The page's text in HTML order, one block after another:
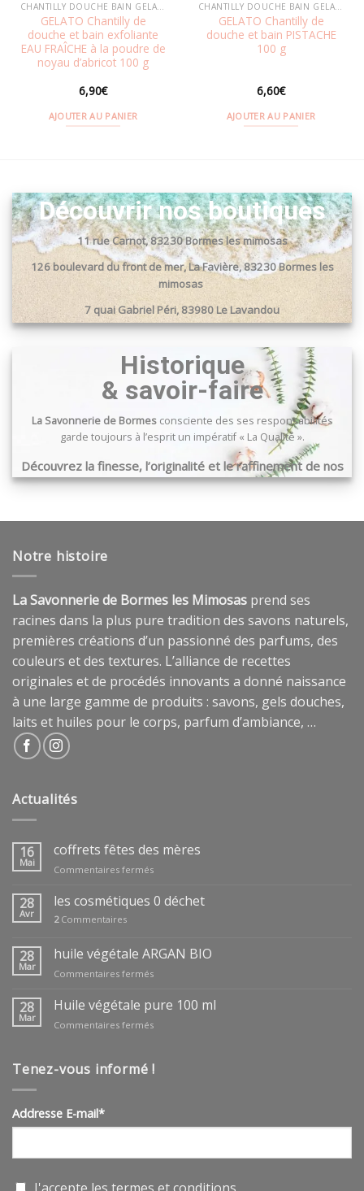
CHANTILLY DOUCHE BAIN GELATO
GELATO Chantilly de
douche et bain exfoliante
EAU FRAÎCHE à la poudre de
noyau d’abricot 100 g
6,90€
AJOUTER AU PANIER
CHANTILLY DOUCHE BAIN GELATO
GELATO Chantilly de
douche et bain PISTACHE
100 g
6,60€
AJOUTER AU PANIER
Découvrir nos boutiques
11 rue Carnot, 83230 Bormes les mimosas
126 boulevard du front de mer, La Favière, 83230 Bormes les
mimosas
7 quai Gabriel Péri, 83980 Le Lavandou
Historique
& savoir-faire
La Savonnerie de Bormesconsciente des ses responsabilités
garde toujours à l’esprit un impératif « La Qualité ».
Découvrez la finesse, l’originalité et le raffinement de nos
produits …
Notre histoire
La Savonnerie de Bormes les Mimosas prend ses
racines dans la plus pure tradition des savons naturels,
premières créations d’un passionné des parfums, des
couleurs et des textures. L’alliance de recettes
originales et de procédés innovants a donné naissance
à une large gamme de produits : savons, gels douches,
laits et huiles pour le corps, parfum d’ambiance, …
Actualités
16
Mai
coffrets fêtes des mères
Commentaires ferméssur
fêtes
28
Avr
les cosmétiques 0 déchet
2Commentaires
28
Mar
huile végétale ARGAN BIO
Commentaires ferméssur
végétale
BIO
28
Mar
Huile végétale pure 100 ml
Commentaires ferméssur
pure
Tenez-vous informé !
Addresse E-mail*